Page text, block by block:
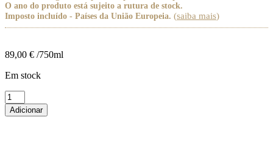
O ano do produto está sujeito a rutura de stock.
Imposto incluído - Países da União Europeia. (saiba mais)
89,00 € /750ml
Em stock
Quantidade
de
Rocche
Adicionar